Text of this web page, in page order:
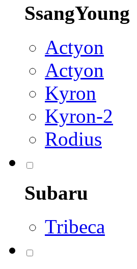
SsangYoung
Actyon
Actyon
Kyron
Kyron-2
Rodius
Subaru
Tribeca